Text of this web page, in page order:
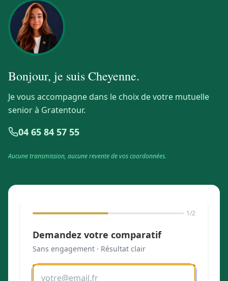
Bonjour, je suisCheyenne.
Je vous accompagne dans le choix de votre mutuelle
senior à Gratentour.
04 65 84 57 55
Aucune transmission, aucune revente de vos coordonnées.
1/2
Demandez votre comparatif
Sans engagement · Résultat clair